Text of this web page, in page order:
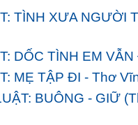
TÌNH XƯA NGƯỜI
DỐC TÌNH EM
MẸ TẬP ĐI - Thơ
BUÔNG - GIỮ